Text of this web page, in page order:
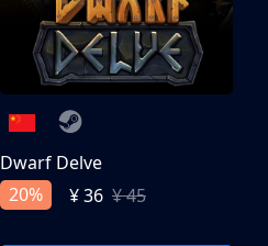
Dwarf Delve
20%
¥ 36 ¥ 45